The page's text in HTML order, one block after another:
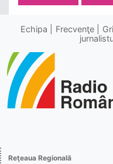
Echipa Frecvenţe
Reţeaua Regională